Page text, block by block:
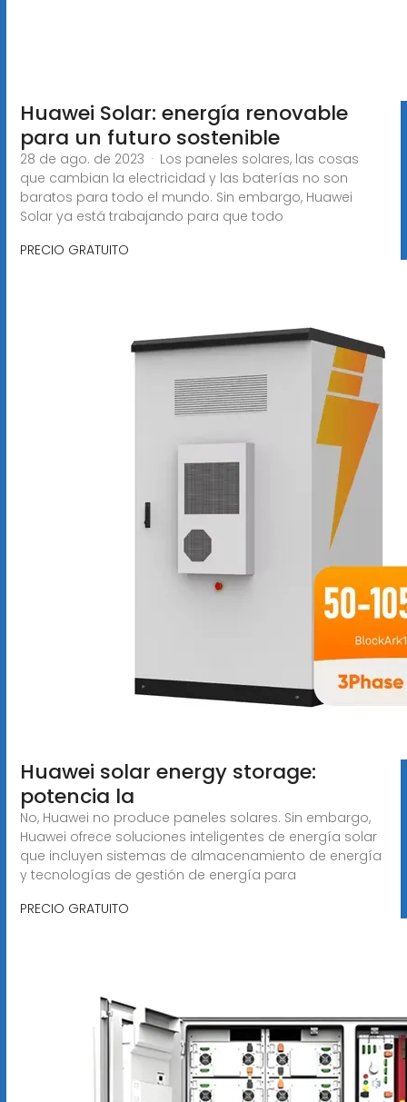
Huawei Solar: energía renovable
para un futuro sostenible
28 de ago. de 2023 · Los paneles solares, las cosas
que cambian la electricidad y las baterías no son
baratos para todo el mundo. Sin embargo, Huawei
Solar ya está trabajando para que todo
PRECIO GRATUITO
Huawei solar energy storage:
potencia la
No, Huawei no produce paneles solares. Sin embargo,
Huawei ofrece soluciones inteligentes de energía solar
que incluyen sistemas de almacenamiento de energía
y tecnologías de gestión de energía para
PRECIO GRATUITO